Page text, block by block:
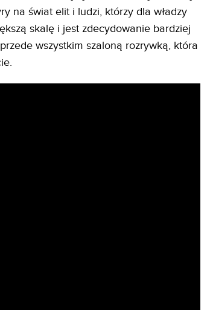
na świat elit i ludzi, którzy dla władzy
skalę i jest zdecydowanie bardziej
wszystkim szaloną rozrywką, która